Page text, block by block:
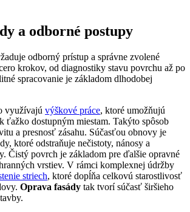
a odborné postupy
odborný prístup a správne zvolené
krokov, od diagnostiky stavu povrchu až po
spracovanie je základom dlhodobej
využívajú výškové práce, ktoré umožňujú
ťažko dostupným miestam. Takýto spôsob
a presnosť zásahu. Súčasťou obnovy je
ktoré odstraňuje nečistoty, nánosy a
Čistý povrch je základom pre ďalšie opravné
vrstiev. V rámci komplexnej údržby
striech, ktoré dopĺňa celkovú starostlivosť
Oprava fasády tak tvorí súčasť širšieho